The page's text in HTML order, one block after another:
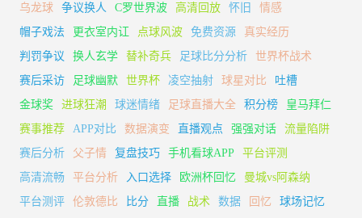
乌龙球
争议换人 C罗世界波 高清回放 怀旧
情感
帽子戏法
更衣室内讧 点球风波 免费资源
真实经历
判罚争议
换人玄学 替补奇兵 足球比分分析
世界杯战术
赛后采访
足球幽默 世界杯 凌空抽射 球星对比
吐槽
金球奖
进球狂潮 球迷情绪 足球直播大全 积分榜
皇马拜仁
赛事推荐
APP对比 数据演变 直播观点 强强对话
流量陷阱
赛后分析
父子情 复盘技巧 手机看球APP
平台评测
高清流畅
平台分析 入口选择 欧洲杯回忆
曼城vs阿森纳
平台测评
伦敦德比 比分 直播 战术 数据 回忆 球场记忆